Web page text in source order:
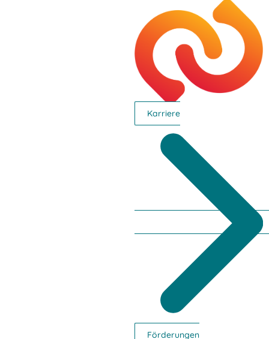
Karriere
Förderungen
Haushalte bekommen dann per Post einen
Einladungsbrief mit allen wichtigen Informationen
Wo gibt es weitere Informationen?
erhebungsinfrastruktur@statistik.gv.at |
+43 1 711 28-8338 (Mo. bis Fr., 9:00 bis 15:00 Uhr,